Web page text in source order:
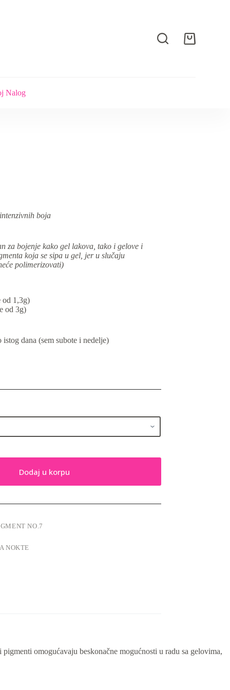
Shopping
Nalog
boja
za bojenje kako gel lakova, tako i gelove i
koja se sipa u gel, jer u slučaju
polimerizovati)
od 1,3g)
od 3g)
dana (sem subote i nedelje)
Dodaj u korpu
NO.7
NOKTE
omogućavaju beskonačne mogućnosti u radu sa gelovima,